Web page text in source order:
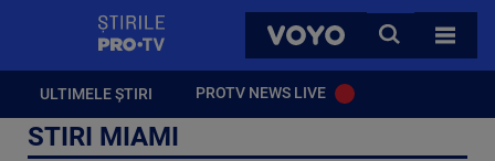
VOYO
CAUTA
TOATE
ULTIMELE ȘTIRI PROTV NEWS LIVE
STIRI MIAMI